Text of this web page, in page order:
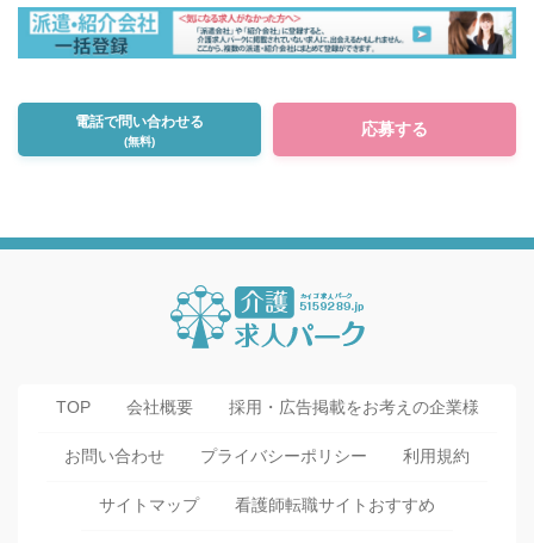
電話で問い合わせる
(無料)
応募する
TOP 会社概要 採用・広告掲載をお考えの企業様
お問い合わせ プライバシーポリシー 利用規約
サイトマップ 看護師転職サイトおすすめ